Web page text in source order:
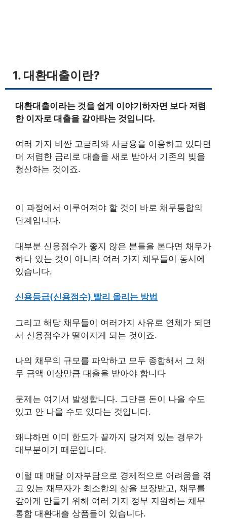
1. 대환대출이란?
대환대출이라는 것을 쉽게 이야기하자면 보다 저렴
한 이자로 대출을 갈아타는 것입니다.
여러 가지 비싼 고금리와 사금융을 이용하고 있다면
더 저렴한 금리로 대출을 새로 받아서 기존의 빚을
청산하는 것이죠.
이 과정에서 이루어져야 할 것이 바로 채무통합의
단계입니다.
대부분 신용점수가 좋지 않은 분들을 본다면 채무가
하나 있는 것이 아니라 여러 가지 채무들이 동시에
있습니다.
신용등급(신용점수) 빨리 올리는 방법
그리고 해당 채무들이 여러가지 사유로 연체가 되면
서 신용점수가 떨어지게 되는 것이죠.
나의 채무의 규모를 파악하고 모두 종합해서 그 채
무 금액 이상만큼 대출을 받아야 합니다
문제는 여기서 발생합니다. 그만큼 돈이 나올 수도
있고 안 나올 수도 있다는 것입니다.
왜냐하면 이미 한도가 끝까지 당겨져 있는 경우가
대부분이기 때문입니다.
이럴 때 매달 이자부담으로 경제적으로 어려움을 겪
고 있는 채무자가 최소한의 삶을 보장받고, 채무를
갚아게 만들기 위해 여러 가지 정부 지원하는 채무
통합 대환대출 상품들이 있습니다.